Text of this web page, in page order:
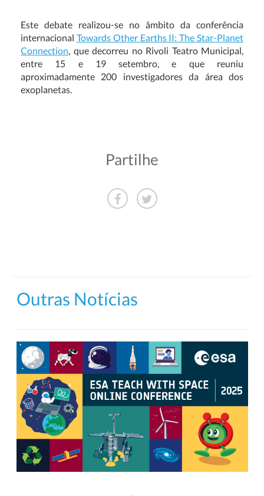
Este debate realizou-se no âmbito da conferência
internacional Towards Other Earths II: The Star-Planet
Connection, que decorreu no Rivoli Teatro Municipal,
entre 15 e 19 setembro, e que reuniu
aproximadamente 200 investigadores da área dos
exoplanetas.
Partilhe
Outras Notícias